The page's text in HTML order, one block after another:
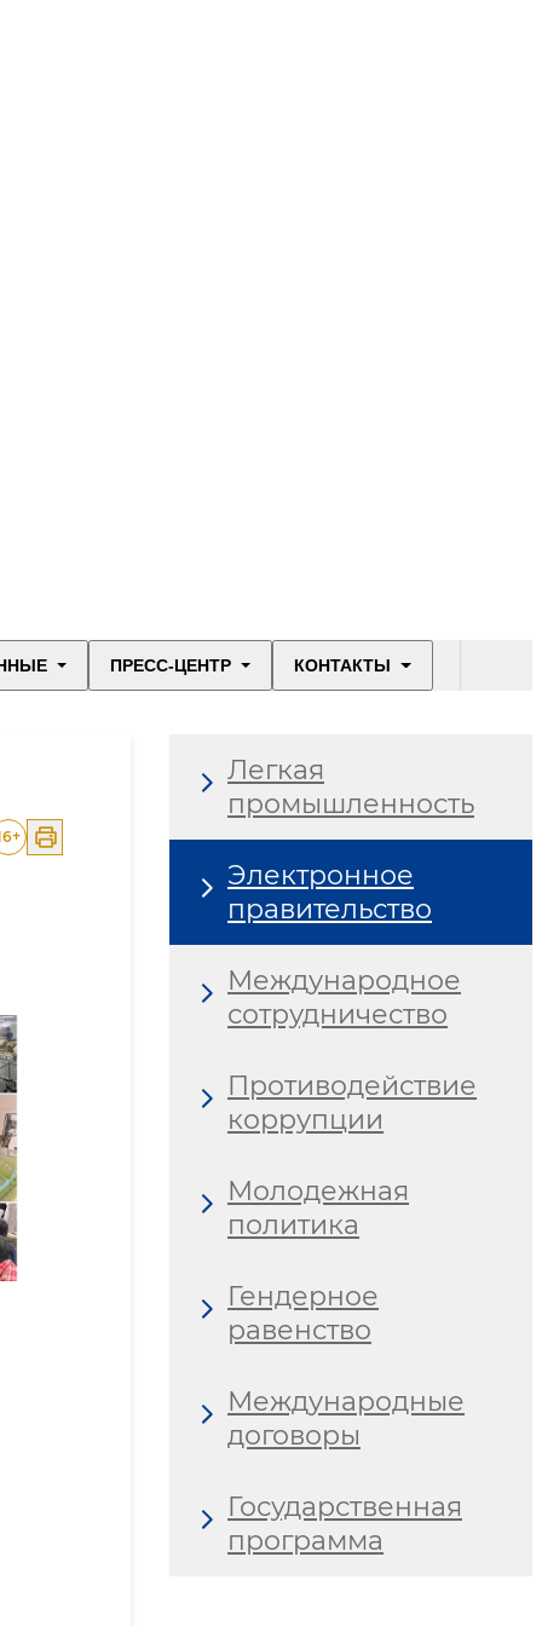
ПРЕСС-ЦЕНТР КОНТАКТЫ
+
Легкая
промышленность
Электронное
правительство
Международное
сотрудничество
Противодействие
коррупции
Молодежная
политика
Гендерное
равенство
Международные
договоры
Государственная
программа